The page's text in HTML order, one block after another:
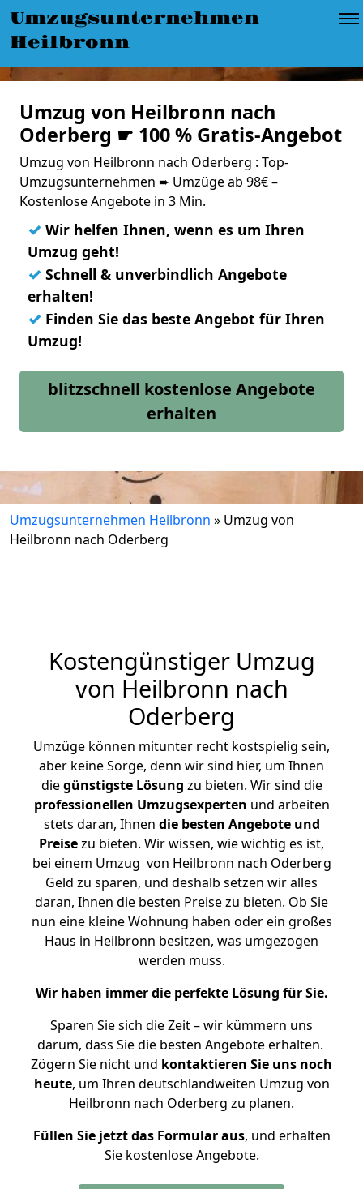
Umzugsunternehmen
Heilbronn
Umzug von Heilbronn nach
Oderberg ☛ 100 % Gratis-Angebot
Umzug von Heilbronn nach Oderberg : Top-
Umzugsunternehmen ➨ Umzüge ab 98€ –
Kostenlose Angebote in 3 Min.
✓ Wir helfen Ihnen, wenn es um Ihren
Umzug geht!
✓ Schnell & unverbindlich Angebote
erhalten!
✓ Finden Sie das beste Angebot für Ihren
Umzug!
blitzschnell kostenlose Angebote
erhalten
Umzugsunternehmen Heilbronn » Umzug von
Heilbronn nach Oderberg
Kostengünstiger Umzug
von Heilbronn nach
Oderberg
Umzüge können mitunter recht kostspielig sein,
aber keine Sorge, denn wir sind hier, um Ihnen
diegünstigste Lösung zu bieten. Wir sind die
professionellen Umzugsexperten und arbeiten
stets daran, Ihnen die besten Angebote und
Preisezu bieten. Wir wissen, wie wichtig es ist,
bei einem Umzug von Heilbronn nach Oderberg
Geld zu sparen, und deshalb setzen wir alles
daran, Ihnen die besten Preise zu bieten. Ob Sie
nun eine kleine Wohnung haben oder ein großes
Haus in Heilbronn besitzen, was umgezogen
werden muss.
Wir haben immer die perfekte Lösung für Sie.
Sparen Sie sich die Zeit – wir kümmern uns
darum, dass Sie die besten Angebote erhalten.
Zögern Sie nicht und kontaktieren Sie uns noch
heute, um Ihren deutschlandweiten Umzug von
Heilbronn nach Oderberg zu planen.
Füllen Sie jetzt das Formular aus, und erhalten
Sie kostenlose Angebote.